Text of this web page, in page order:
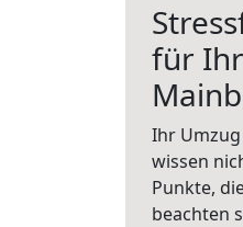
für
Ihr
wissen
Punkte,
beachten